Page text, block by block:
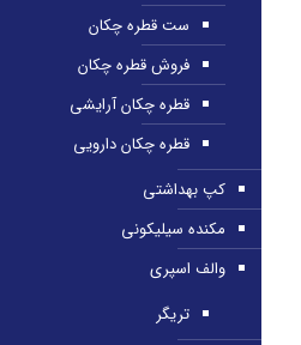
ست قطره چکان
فروش قطره چکان
قطره چکان آرایشی
قطره چکان دارویی
کپ بهداشتی
مکنده سیلیکونی
والف اسپری
تریگر